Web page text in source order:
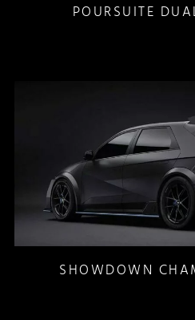
POURSUITE
SHOWDOWN